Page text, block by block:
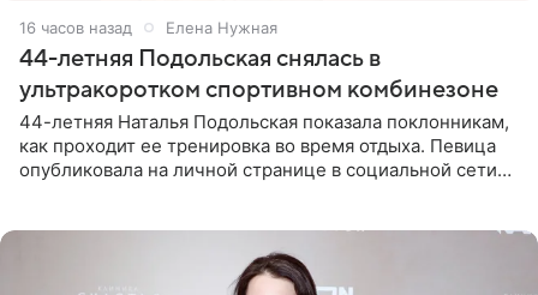
16 часов назад Елена Нужная
44-летняя Подольская снялась в
ультракоротком спортивном комбинезоне
44-летняя Наталья Подольская показала поклонникам,
как проходит ее тренировка во время отдыха. Певица
опубликовала на личной странице в социальной сети